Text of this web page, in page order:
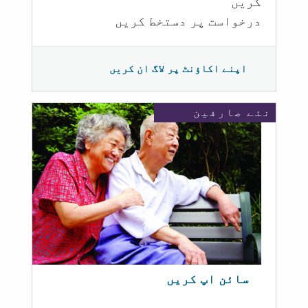
کریں
درخواست پر دستخط کریں
اپنے اکاؤنٹ پر لاگ ان کریں
نئے صارفین
سائن اپ کریں